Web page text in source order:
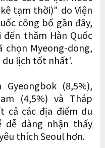
tạm thời)" do Viện
công bố gần đây,
thăm Hàn Quốc
chọn Myeong-dong,
du lịch tốt nhất'.
(8,5%),
(4,5%) và Tháp
cả các địa điểm du
dễ dàng nhận thấy
thích Seoul hơn.